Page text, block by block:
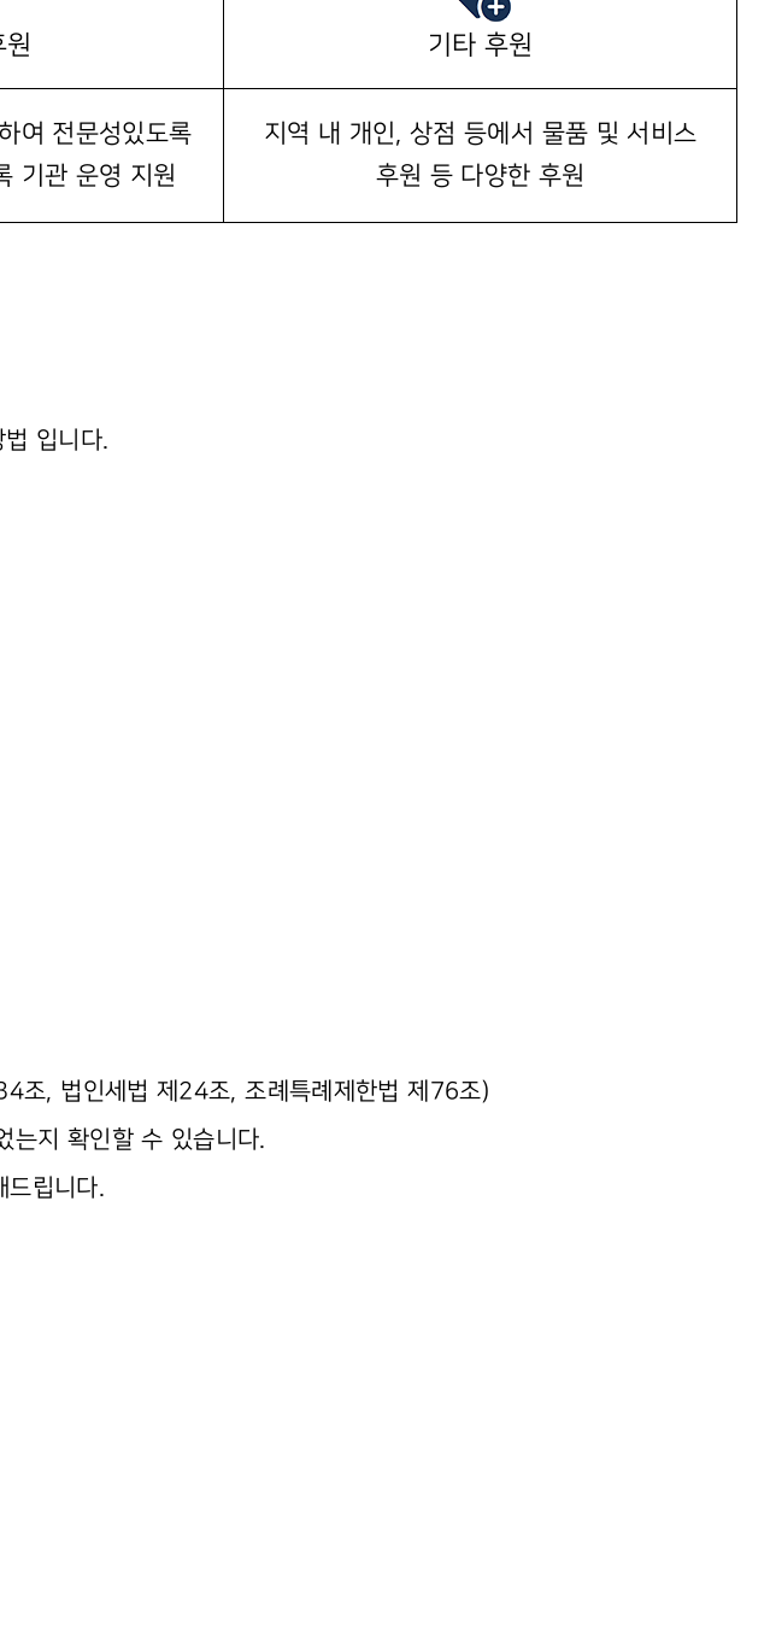
원
여 전문성있도록
기관 운영 지원
기타 후원
지역 내 개인, 상점 등에서 물품 및 서비스
후원 등 다양한 후원
입니다.
조, 법인세법 제24조, 조례특례제한법 제76조)
는지 확인할 수 있습니다.
드립니다.